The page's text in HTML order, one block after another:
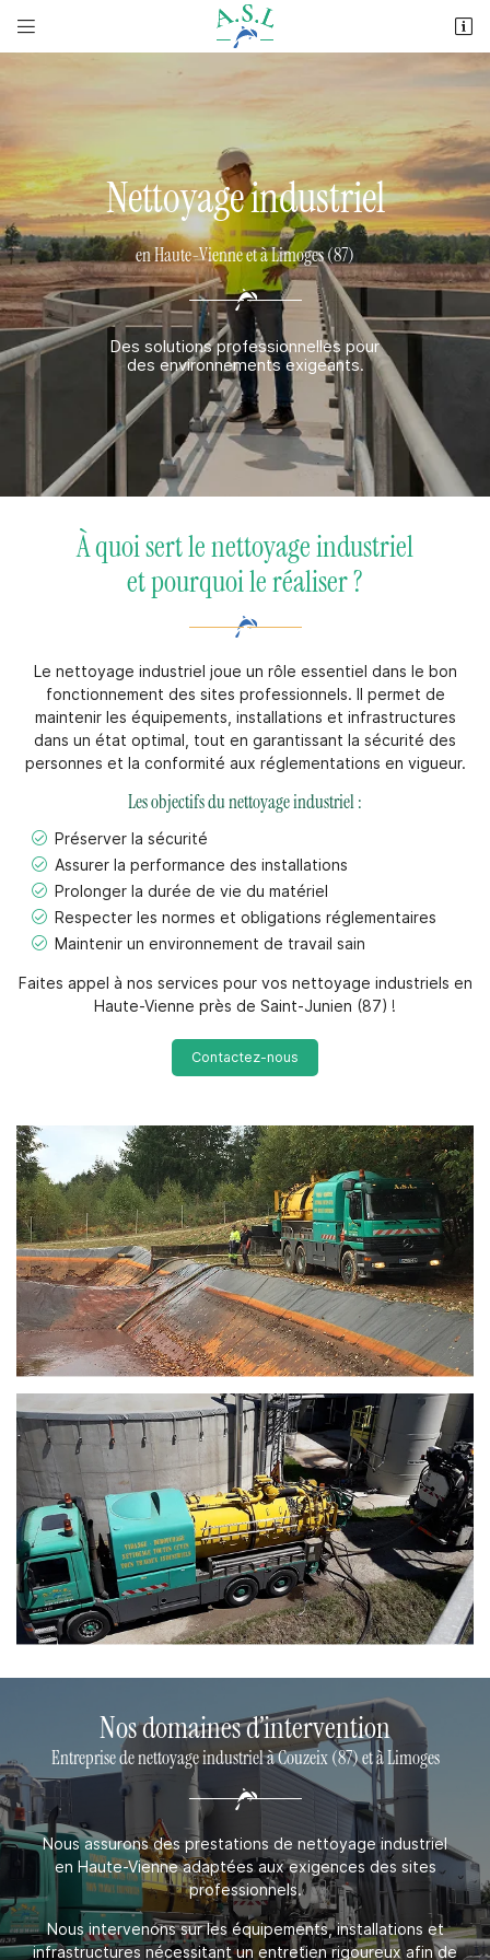
 
2 avenue Maryse Bastié
87270 Couzeix
 Adresse email de réception
Recopier le code ci-contre
Rafraîchir le captcha
En cochant cette case, vous consentez à recevoir nos propositions
désinscrire à tout moment en utilisantle formulaire de désinscription
Inscription
Nettoyage industriel
en Haute-Vienne et à Limoges (87)
Des solutions professionnelles pour
des environnements exigeants.
À quoi sert le nettoyage industriel
et pourquoi le réaliser ?
Le nettoyage industriel joue un rôle essentiel dans le bon
fonctionnement des sites professionnels. Il permet de
maintenir les équipements, installations et infrastructures
dans un état optimal, tout en garantissant la sécurité des
personnes et la conformité aux réglementations en vigueur.
Les objectifs du nettoyage industriel :
Préserver la sécurité
Assurer la performance des installations
Prolonger la durée de vie du matériel
Respecter les normes et obligations réglementaires
Maintenir un environnement de travail sain
Faites appel à nos services pour vos nettoyage industriels en
Haute-Vienne près de Saint-Junien (87) !
Contactez-nous
Nos domaines d’intervention
Entreprise de nettoyage industriel à Couzeix (87) et à Limoges
Nous assurons des prestations de nettoyage industriel
en Haute-Vienne adaptées aux exigences des sites
professionnels.
Nous intervenons sur les équipements, installations et
infrastructures nécessitant un entretien rigoureux afin de